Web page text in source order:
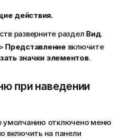
действия.
разверните раздел Вид.
Представление включите
значки элементов.
при наведении
умолчанию отключено меню
включить на панели